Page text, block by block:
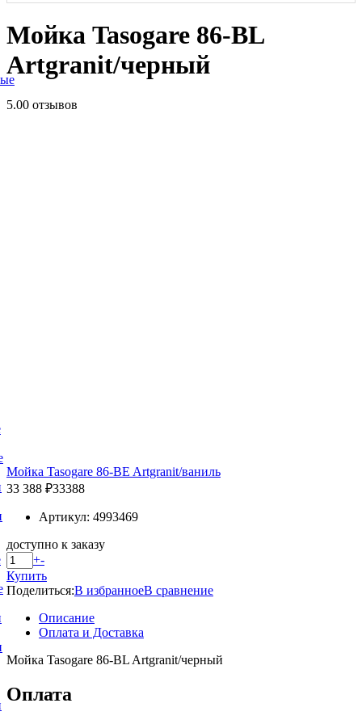
Мойка Tasogare 86-BL
Artgranit/черный
5.00 отзывов
Мойка Tasogare 86-BE Artgranit/ваниль
33 388 ₽33388
Артикул: 4993469
доступно к заказу
+-
Купить
Поделиться:В избранноеВ сравнение
Описание
Оплата и Доставка
Мойка Tasogare 86-BL Artgranit/черный
Оплата